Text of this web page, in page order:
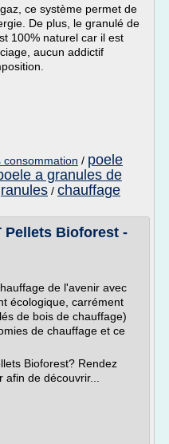
ce système permet de
De plus, le granulé de
100% naturel car il est
aucun addictif
/ poele
a granules de
/ chauffage
Pellets Bioforest -
de l'avenir avec
écologique, carrément
de bois de chauffage)
de chauffage et ce
Bioforest? Rendez
de découvrir...